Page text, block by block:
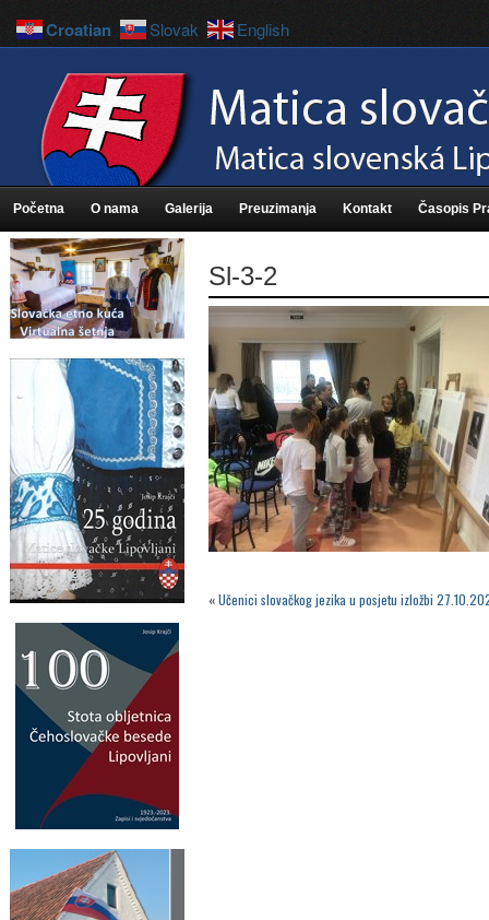
Početna O nama Galerija Preuzimanja Kontakt Časopis
Sl-3-2
«Učenici slovačkog jezika u posjetu izložbi
Croatian Slovak English